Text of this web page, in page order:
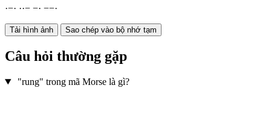
·−· ··− −· −−·
Tải hình ảnh Sao chép vào bộ nhớ tạm
Câu hỏi thường gặp
"rung" trong mã Morse là gì?